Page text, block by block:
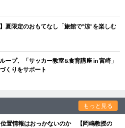
夏限定のおもてなし「旅館で“涼”を楽しむ
ープ、「サッカー教室&食育講座 in 宮崎」
くりをサポート
もっと見る
置情報はおっかないのか 【岡嶋教授の